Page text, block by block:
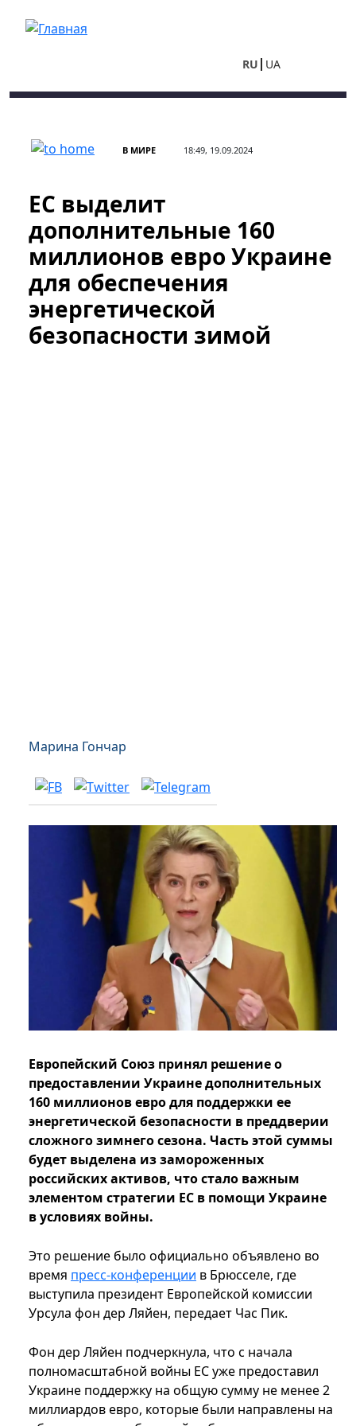
RU UA
В МИРЕ 18:49, 19.09.2024
ЕС выделит
дополнительные 160
миллионов евро Украине
для обеспечения
энергетической
безопасности зимой
Марина Гончар
Европейский Союз принял решение о
предоставлении Украине дополнительных
160 миллионов евро для поддержки ее
энергетической безопасности в преддверии
сложного зимнего сезона. Часть этой суммы
будет выделена из замороженных
российских активов, что стало важным
элементом стратегии ЕС в помощи Украине
в условиях войны.
Это решение было официально объявлено во
время пресс-конференции в Брюсселе, где
выступила президент Европейской комиссии
Урсула фон дер Ляйен, передает Час Пик.
Фон дер Ляйен подчеркнула, что с начала
полномасштабной войны ЕС уже предоставил
Украине поддержку на общую сумму не менее 2
миллиардов евро, которые были направлены на